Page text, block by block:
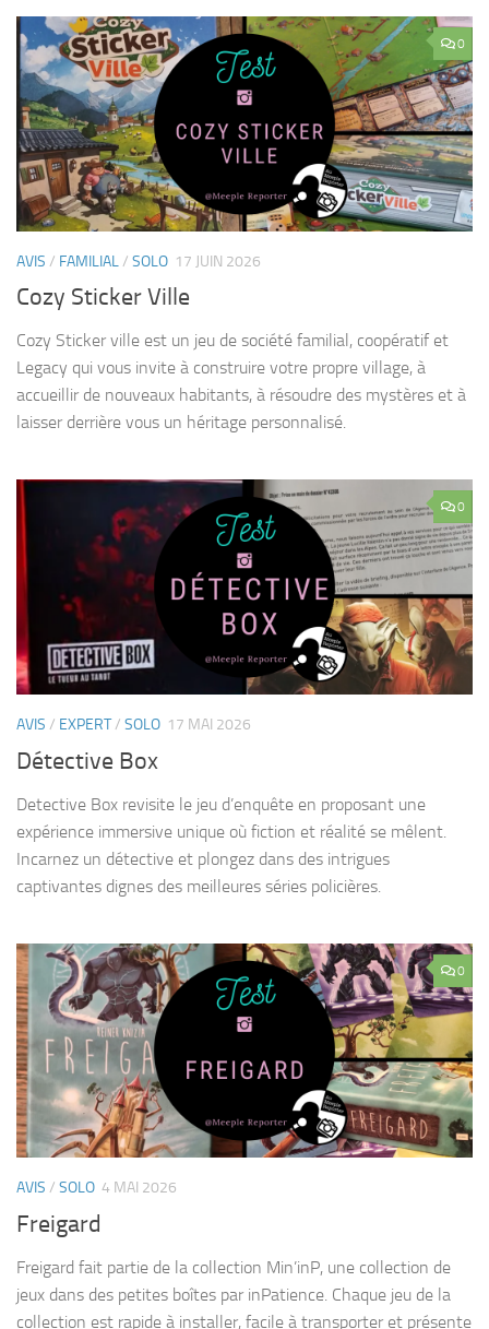
0
AVIS / FAMILIAL/ SOLO 17 JUIN 2026
Cozy Sticker Ville
Cozy Sticker ville est un jeu de société familial, coopératif et
Legacy qui vous invite à construire votre propre village, à
accueillir de nouveaux habitants, à résoudre des mystères et à
laisser derrière vous un héritage personnalisé.
0
AVIS / EXPERT/ SOLO 17 MAI 2026
Détective Box
Detective Box revisite le jeu d’enquête en proposant une
expérience immersive unique où fiction et réalité se mêlent.
Incarnez un détective et plongez dans des intrigues
captivantes dignes des meilleures séries policières.
0
AVIS / SOLO 4 MAI 2026
Freigard
Freigard fait partie de la collection Min’inP, une collection de
jeux dans des petites boîtes par inPatience. Chaque jeu de la
collection est rapide à installer, facile à transporter et présente